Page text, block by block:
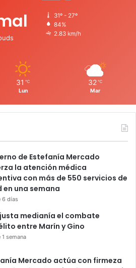
31º - 27º
84%
2.83 km/h
31 ℃
Lun
32 ℃
Mar
de Estefanía Mercado
la atención médica
con más de 550 servicios de
en una semana
6 días
justa medianía el combate
entre Marín y Gino
1 semana
Mercado actúa con firmeza